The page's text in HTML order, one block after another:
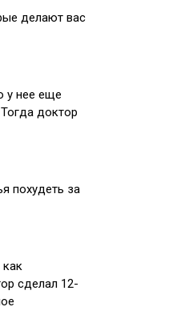
делают вас
у нее еще
доктор
похудеть за
сделал 12-